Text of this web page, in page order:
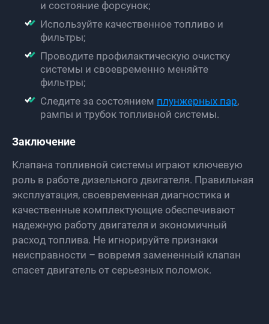
и состояние форсунок;
Используйте качественное топливо и
фильтры;
Проводите профилактическую очистку
системы и своевременно меняйте
фильтры;
Следите за состоянием плунжерных пар,
рампы и трубок топливной системы.
Заключение
Клапана топливной системы играют ключевую
роль в работе дизельного двигателя. Правильная
эксплуатация, своевременная диагностика и
качественные комплектующие обеспечивают
надежную работу двигателя и экономичный
расход топлива. Не игнорируйте признаки
неисправности – вовремя замененный клапан
спасет двигатель от серьезных поломок.